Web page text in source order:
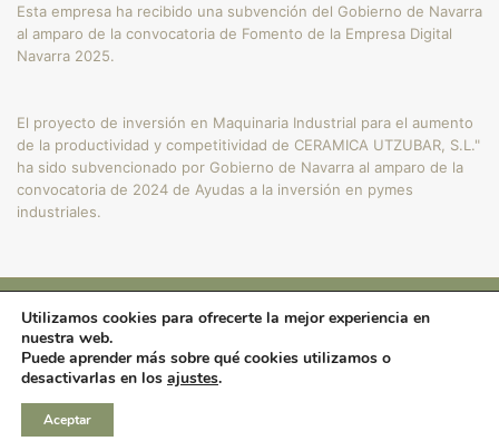
Esta empresa ha recibido una subvención del Gobierno de Navarra
al amparo de la convocatoria de Fomento de la Empresa Digital
Navarra 2025.
El proyecto de inversión en Maquinaria Industrial para el aumento
de la productividad y competitividad de CERAMICA UTZUBAR, S.L."
ha sido subvencionado por Gobierno de Navarra al amparo de la
convocatoria de 2024 de Ayudas a la inversión en pymes
industriales.
Copyright © 2024
Cerámica Utzubar.
Diseño y Hosting por
Utilizamos cookies para ofrecerte la mejor experiencia en
nuestra web.
Puede aprender más sobre qué cookies utilizamos o
desactivarlas en los ajustes.
Aceptar